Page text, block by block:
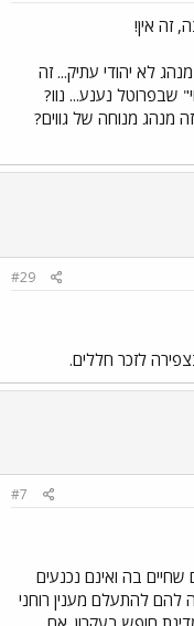
לא יהודי עתיק... זה
שבפרוטל נענע... נוו?
מנהג מנוחה של גווים?
#29
לזכר חללים.
#7
בה ואינם נכנעים
להם להתעלם מענין רוחני